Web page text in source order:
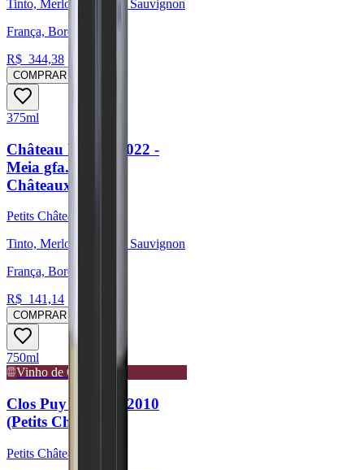
Tinto, Merlot, Cabernet Sauvignon
França, Bordeaux
R$ 344,38
COMPRAR
375ml
Château Bel Air 2022 -
Meia gfa. (Petits
Châteaux)
Petits Châteaux
Tinto, Merlot, Cabernet Sauvignon
França, Bordeaux
R$ 141,14
COMPRAR
750ml
Vinho de Guarda
Clos Puy Arnaud 2010
(Petits Châteaux)
Petits Châteaux